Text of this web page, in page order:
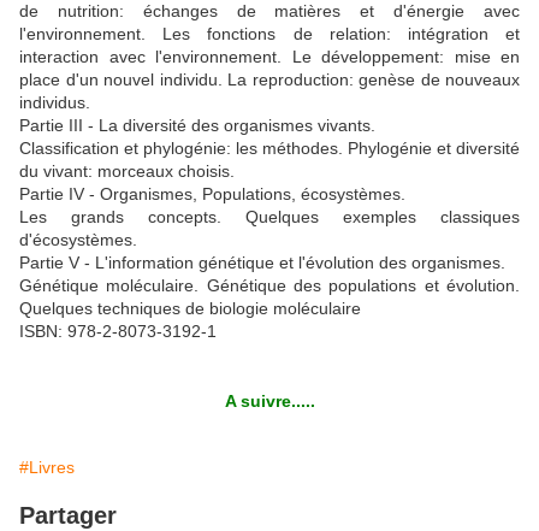
de nutrition: échanges de matières et d'énergie avec
l'environnement. Les fonctions de relation: intégration et
interaction avec l'environnement. Le développement: mise en
place d'un nouvel individu. La reproduction: genèse de nouveaux
individus.
Partie III - La diversité des organismes vivants.
Classification et phylogénie: les méthodes. Phylogénie et diversité
du vivant: morceaux choisis.
Partie IV - Organismes, Populations, écosystèmes.
Les grands concepts. Quelques exemples classiques
d'écosystèmes.
Partie V - L'information génétique et l'évolution des organismes.
Génétique moléculaire. Génétique des populations et évolution.
Quelques techniques de biologie moléculaire
ISBN: 978-2-8073-3192-1
A suivre.....
#Livres
Partager